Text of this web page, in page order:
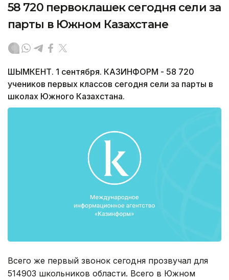
58 720 первоклашек сегодня сели за
парты в Южном Казахстане
ШЫМКЕНТ. 1 сентября. КАЗИНФОРМ - 58 720
учеников первых классов сегодня сели за парты в
школах Южного Казахстана.
Всего же первый звонок сегодня прозвучал для
514903 школьников области. Всего в Южном